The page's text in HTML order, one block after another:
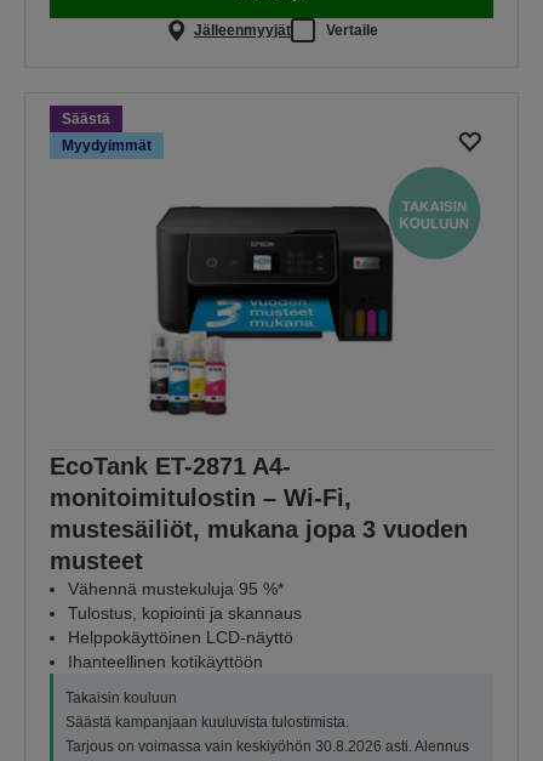
Jälleenmyyjät Vertaile
Säästä
Myydyimmät
EcoTank ET-2871 A4-
monitoimitulostin – Wi-Fi,
mustesäiliöt, mukana jopa 3 vuoden
musteet
Vähennä mustekuluja 95 %*
Tulostus, kopiointi ja skannaus
Helppokäyttöinen LCD-näyttö
Ihanteellinen kotikäyttöön
Takaisin kouluun
Säästä kampanjaan kuuluvista tulostimista.
Tarjous on voimassa vain keskiyöhön 30.8.2026 asti. Alennus